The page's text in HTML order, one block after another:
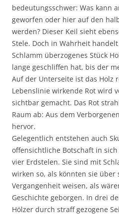
bedeutungsschwer: Was kann
geworfen oder hier auf den
werden? Dieser Keil sieht
Stele. Doch in Wahrheit
Schlamm überzogenes Stück
lange geschliffen hat, bis der
Auf der Unterseite ist das Holz
Lebenslinie wirkende Rot wird
sichtbar gemacht. Das Rot
Raum ab: Aus dem
hervor.
Gelegentlich entstehen auch
offensichtliche Botschaft in
vier Erdstelen. Sie sind mit
wirken so, als könnten sie
Vergangenheit weisen, als
Geschichte geborgen. In drei
Hölzer durch straff gezogene